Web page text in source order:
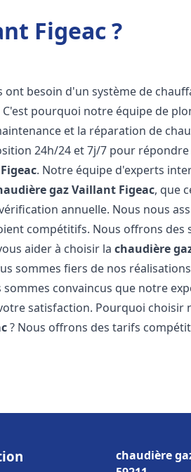
Figeac ?
ont besoin d'un système de
pourquoi notre équipe de
et la réparation de
24h/24 et 7j/7 pour répondre
Figeac. Notre équipe d'experts
gaz Vaillant Figeac, que
annuelle. Nous nous
compétitifs. Nous offrons des
aider à choisir lachaudière
sommes fiers de nos
sommes convaincus que notre
satisfaction. Pourquoi choisir
? Nous offrons des tarifs
chaudière